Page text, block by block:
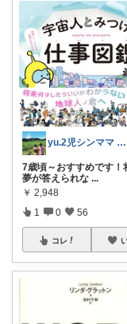
yu.2児シンママ いつも心から感謝です
7歳頃～おすすめです！
夢が答えられな ...
￥ 2,948
1 0 56
コレ